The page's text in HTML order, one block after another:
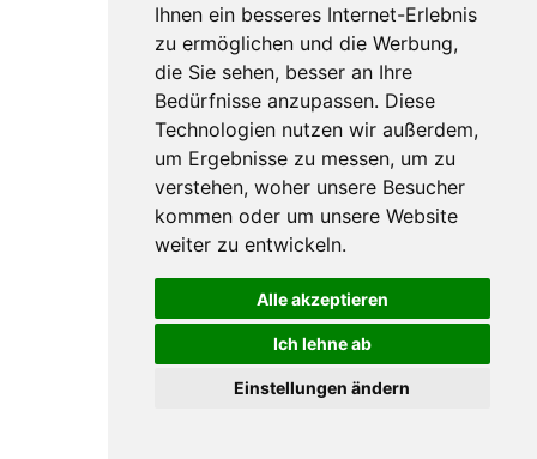
Ihnen ein besseres Internet-Erlebnis
zu ermöglichen und die Werbung,
die Sie sehen, besser an Ihre
Bedürfnisse anzupassen. Diese
Technologien nutzen wir außerdem,
um Ergebnisse zu messen, um zu
verstehen, woher unsere Besucher
kommen oder um unsere Website
weiter zu entwickeln.
Alle akzeptieren
Ich lehne ab
Einstellungen ändern